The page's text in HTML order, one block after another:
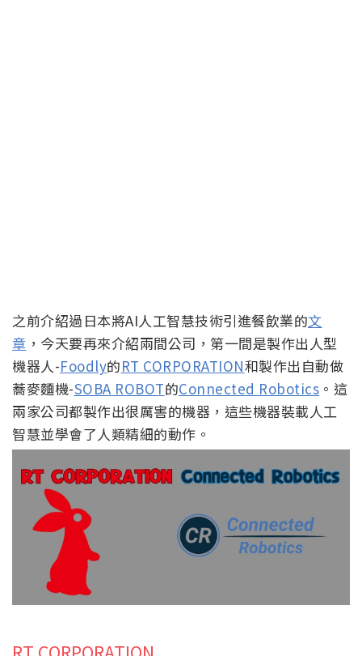
之前介紹過日本將AI人工智慧技術引進餐飲業的文
章 ，今天要再來介紹兩間公司，第一間是製作出人型
機器人-Foodly的RT CORPORATION和製作出自動做
蕎麥麵機-SOBA ROBOT的Connected Robotics 。這
兩家公司都製作出很厲害的機器，這些機器裝載人工
智慧並學會了人類精細的動作。